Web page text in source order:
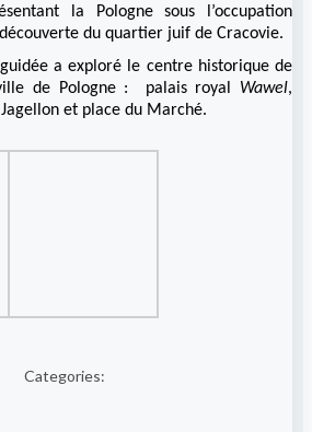
la Pologne sous l’occupation
du quartier juif de Cracovie.
a exploré le centre historique de
de Pologne : palais royal Wawel,
et place du Marché.
Categories: